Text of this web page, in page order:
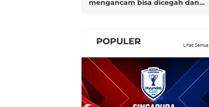
mengancam bisa dicegah dan
POPULER Lihat Semua